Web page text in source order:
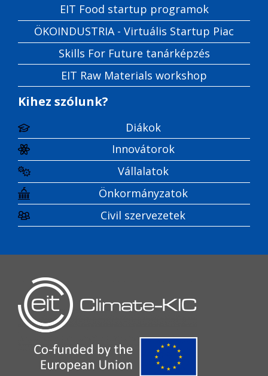
EIT Food startup programok
ÖKOINDUSTRIA - Virtuális Startup Piac
Skills For Future tanárképzés
EIT Raw Materials workshop
Kihez szólunk?
Diákok
Innovátorok
Vállalatok
Önkormányzatok
Civil szervezetek